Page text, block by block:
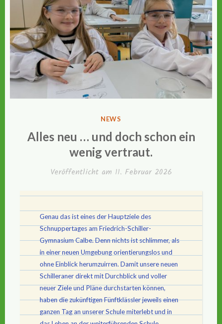
VERÖFFENTLICHT
NEWS
Alles neu … und doch schon ein
wenig vertraut.
Veröffentlicht am 11. Februar 2026
Genau das ist eines der Hauptziele des
Schnuppertages am Friedrich-Schiller-
Gymnasium Calbe. Denn nichts ist schlimmer, als
in einer neuen Umgebung orientierungslos und
ohne Einblick herumzuirren. Damit unsere neuen
Schilleraner direkt mit Durchblick und voller
neuer Ziele und Pläne durchstarten können,
haben die zukünftigen Fünftklässler jeweils einen
ganzen Tag an unserer Schule miterlebt und in